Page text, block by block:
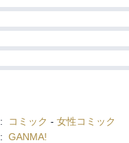
: コミック - 女性コミック
: GANMA!